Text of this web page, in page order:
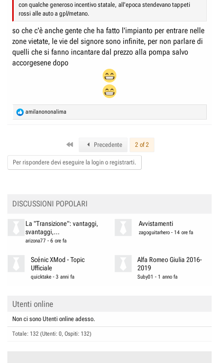
con qualche generoso incentivo statale, all'epoca stendevano tappeti
rossi alle auto a gpl/metano.
so che c'è anche gente che ha fatto l'impianto per entrare nelle
zone vietate, le vie del signore sono infinite, per non parlare di
quelli che si fanno incantare dal prezzo alla pompa salvo
accorgesene dopo
R
e
o
n
amilanononalima
Precedente 2 of 2
Per rispondere devi eseguire la login o registrarti.
DISCUSSIONI POPOLARI
La "Transizione": vantaggi,
svantaggi,...
arizona77 - 6 ore fa
Avvistamenti
zagoguitarhero - 14 ore fa
Scénic XMod - Topic
Ufficiale
quicktake -3 anni fa
Alfa Romeo Giulia 2016-
2019
Suby01 - 1 anno fa
Utenti online
Non ci sono Utenti online adesso.
Totale: 132 (Utenti: 0, Ospiti: 132)